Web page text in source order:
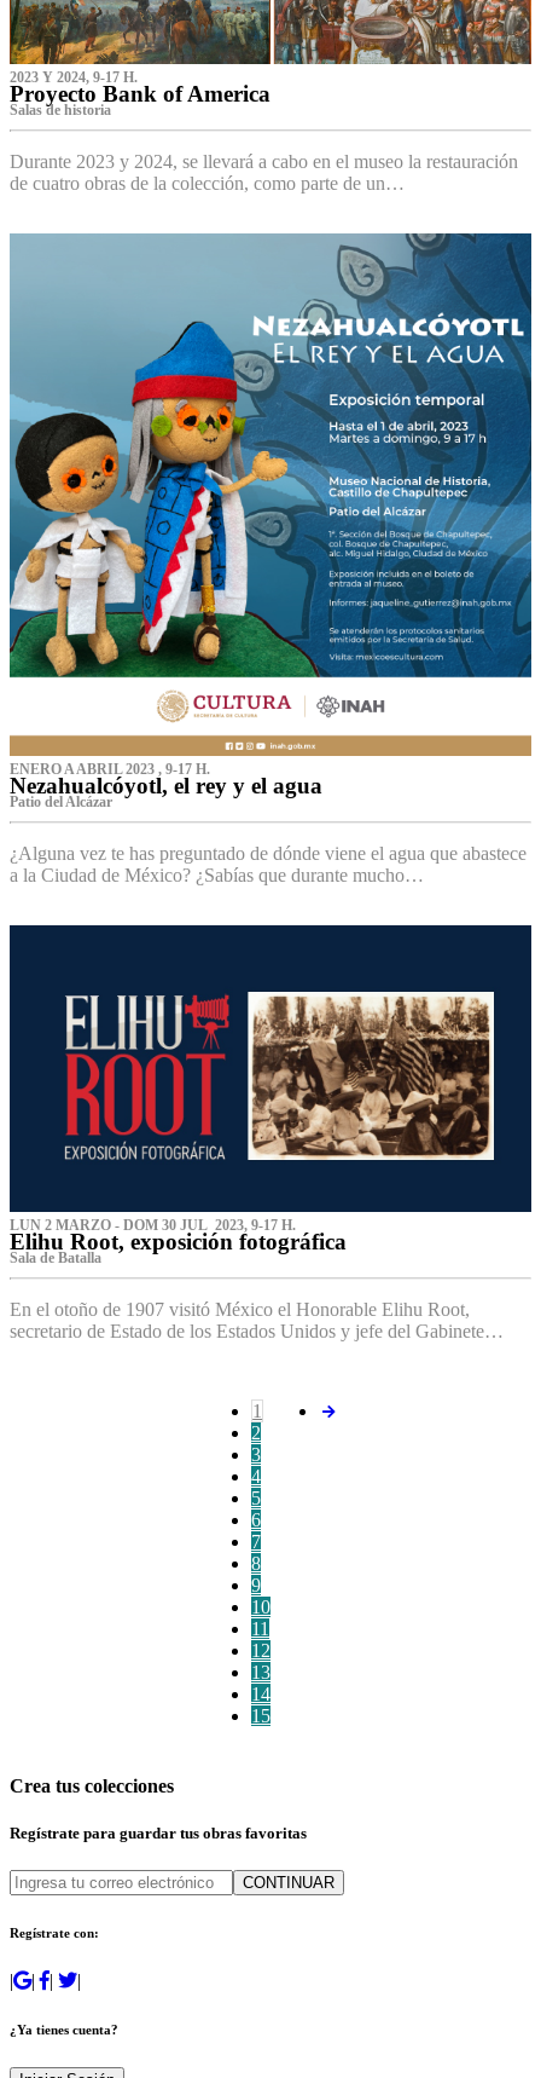
2023 Y 2024, 9-17 H.
Proyecto Bank of America
S‌alas de historia
Durante 2023 y 2024, se llevará a cabo en el museo la restauración
de cuatro obras de la colección, como parte de un…
ENERO A ABRIL 2023 , 9-17 H.
Nezahualcóyotl, el rey y el agua
Patio del Alcázar
¿Alguna vez te has preguntado de dónde viene el agua que abastece
a la Ciudad de México? ¿Sabías que durante mucho…
LUN 2 MARZO - DOM 30 JUL 2023, 9-17 H.
Elihu Root, exposición fotográfica
Sala de Batalla
En el otoño de 1907 visitó México el Honorable Elihu Root,
secretario de Estado de los Estados Unidos y jefe del Gabinete…
1
2
3
4
5
6
7
8
9
10
11
12
13
14
15
Crea tus colecciones
Regístrate para guardar tus obras favoritas
CONTINUAR
Regístrate con:
| | | |
¿Ya tienes cuenta?